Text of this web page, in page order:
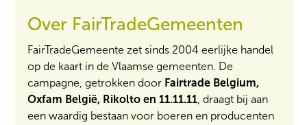
Over FairTradeGemeenten
FairTradeGemeente zet sinds 2004 eerlijke handel
op de kaart in de Vlaamse gemeenten. De
campagne, getrokken door Fairtrade Belgium,
Oxfam België, Rikolto en 11.11.11 , draagt bij aan
een waardig bestaan voor boeren en producenten